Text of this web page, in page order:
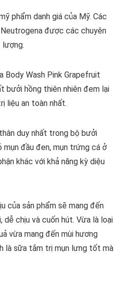
phẩm danh giá của Mỹ. Các
được các chuyên
lượng.
Body Wash Pink Grapefruit
bưởi hồng thiên nhiên đem lại
liệu an toàn nhất.
duy nhất trong bộ bưởi
đầu đen, mụn trứng cá ở
khác với khả năng kỳ diệu
của sản phẩm sẽ mang đến
chịu và cuốn hút. Vừa là loại
vừa mang đến mùi hương
là sữa tắm trị mụn lưng tốt mà